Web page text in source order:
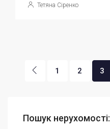
Тетяна Сіренко
1 2 3
Пошук нерухомості: